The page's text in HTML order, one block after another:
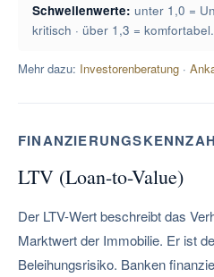
Schwellenwerte: unter 1,0 =
kritisch · über 1,3 = komfortabel.
Mehr dazu: Investorenberatung ·
LTV (Loan-to-Value)
Der LTV-Wert beschreibt das
Marktwert der Immobilie. Er ist
Beleihungsrisiko. Banken